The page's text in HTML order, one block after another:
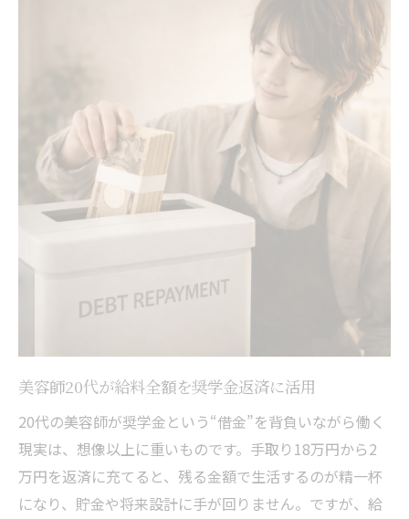
美容師20代が給料全額を奨学金返済に活用
20代の美容師が奨学金という“借金”を背負いながら働く
現実は、想像以上に重いものです。手取り18万円から2
万円を返済に充てると、残る金額で生活するのが精一杯
になり、貯金や将来設計に手が回りません。ですが、給